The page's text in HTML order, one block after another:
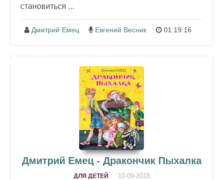
становиться ...
Дмитрий Емец Евгений Весник 01:19:16
Дмитрий Емец - Дракончик Пыхалка
ДЛЯ ДЕТЕЙ 10-09-2018